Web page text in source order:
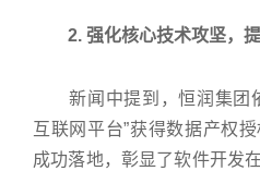
2. 强化核心技术攻坚，提
新闻中提到，恒润集团
互联网平台”获得数据产权
成功落地，彰显了软件开发